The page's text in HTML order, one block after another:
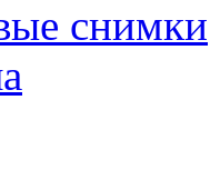
снимки